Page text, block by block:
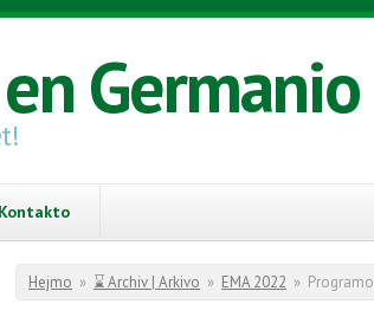
Germanio
Kontakto
You are here
Hejmo » ⌛ Archiv | Arkivo » EMA 2022 » Programo